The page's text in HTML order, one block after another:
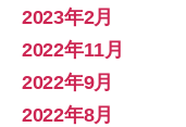
2023年2月
2022年11月
2022年9月
2022年8月